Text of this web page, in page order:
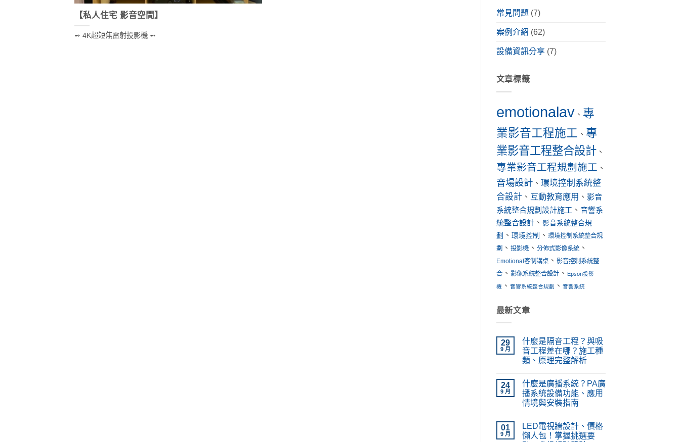
【私人住宅 影音空間】
➻ 4K超短焦雷射投影機 ➻
常見問題 (7)
案例介紹 (62)
設備資訊分享(7)
文章標籤
emotionalav 、 專
業影音工程施工 、 專
業影音工程整合設計、
專業影音工程規劃施工 、
音場設計、 環境控制系統整
合設計、 互動教育應用 、 影音
系統整合規劃設計施工 、 音響系
統整合設計、 影音系統整合規
劃 、 環境控制 、 環境控制系統整合規
劃、 投影機、 分佈式影像系統、
Emotional客制講桌、 影音控制系統整
合、 影像系統整合設計、 Epson投影
機 、 音響系統整合規劃 、 音響系統
最新文章
29
9 月
什麼是隔音工程？與吸
音工程差在哪？施工種
類、原理完整解析
麼
是
隔
音
與
吸
音
留
言
24
9 月
什麼是廣播系統？PA廣
播系統設備功能、應用
情境與安裝指南
是
廣
言
01
9 月
LED電視牆設計、價格
懶人包！掌握挑選要